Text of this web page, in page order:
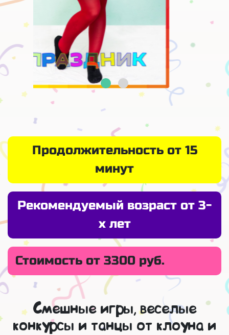
Продолжительность от 15
минут
Рекомендуемый возраст от 3-
х лет
Стоимость от 3300 руб.
Смешные игры, веселые
конкурсы и танцы от клоуна и